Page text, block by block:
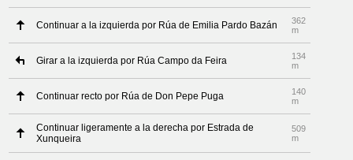
Continuar a la izquierda por Rúa de Emilia Pardo Bazán
362
m
Girar a la izquierda por Rúa Campo da Feira
134
m
Continuar recto por Rúa de Don Pepe Puga
140
m
Continuar ligeramente a la derecha por Estrada de
Xunqueira
509
m